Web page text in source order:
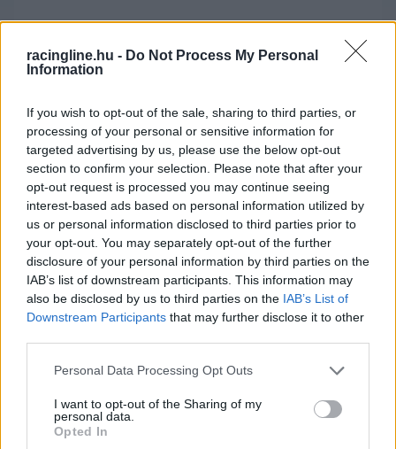
racingline.hu - Do Not Process My Personal
Information
If you wish to opt-out of the sale, sharing to third parties, or
processing of your personal or sensitive information for
targeted advertising by us, please use the below opt-out
section to confirm your selection. Please note that after your
opt-out request is processed you may continue seeing
interest-based ads based on personal information utilized by
us or personal information disclosed to third parties prior to
your opt-out. You may separately opt-out of the further
disclosure of your personal information by third parties on the
IAB’s list of downstream participants. This information may
also be disclosed by us to third parties on the IAB’s List of
Downstream Participants that may further disclose it to other
Please note that this website/app uses one or more Google
not limited to your visit or usage behaviour. You may click to
grant or deny consent to Google and its third-party tags to
use your data for below specified purposes in below Google
Personal Data Processing Opt Outs
I want to opt-out of the Sharing of my
personal data.
Opted In
Marc Márquez ünnepli a pole-t:
MotoGP™🏁@MotoGP
Pole position 75 for @marcmarquez93
after a long wait 🙌#SpanishGP 🇪🇸
▶